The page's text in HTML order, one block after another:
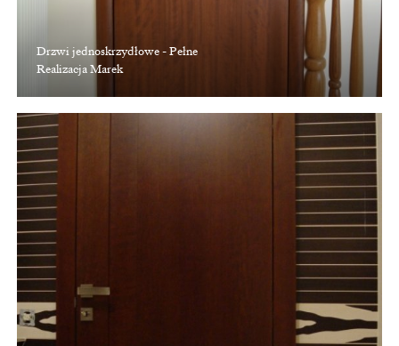
Drzwi jednoskrzydłowe - Pełne
Realizacja Marek